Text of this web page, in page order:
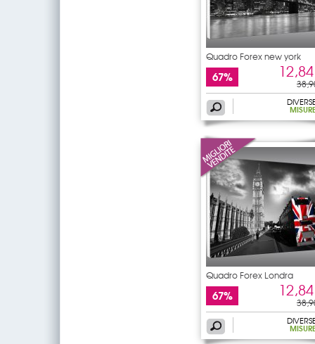
Quadro Forex new york
67%
Quadro Forex Londra
67%